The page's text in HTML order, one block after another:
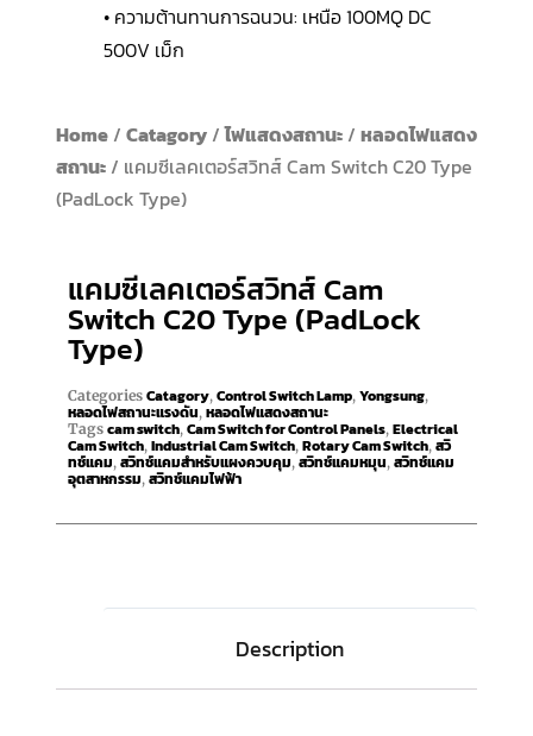
• ความต้านทานการฉนวน: เหนือ 100MQ DC
500V เม็ก
Home/ Catagory/ไฟแสดงสถานะ/ หลอดไฟแสดง
สถานะ/ แคมซีเลคเตอร์สวิทส์ Cam Switch C20 Type
(PadLock Type)
แคมซีเลคเตอร์สวิทส์ Cam
Switch C20 Type (PadLock
Type)
Categories Catagory, Control Switch Lamp, Yongsung,
หลอดไฟสถานะแรงดัน, หลอดไฟแสดงสถานะ
Tags cam switch, Cam Switch for Control Panels, Electrical
Cam Switch, Industrial Cam Switch, Rotary Cam Switch, สวิ
ทช์แคม, สวิทช์แคมสำหรับแผงควบคุม, สวิทช์แคมหมุน, สวิทช์แคม
อุตสาหกรรม, สวิทช์แคมไฟฟ้า
Description